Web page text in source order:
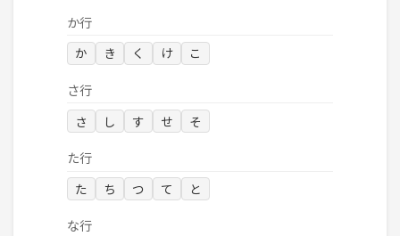
か行
か き く け こ
さ行
さ し す せ そ
た行
た ち つ て と
な行